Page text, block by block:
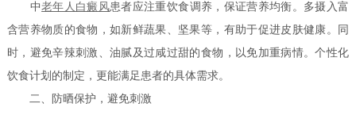
中老年人白癜风患者应注重饮食调养，保证营养均衡。多摄入富
含营养物质的食物，如新鲜蔬果、坚果等，有助于促进皮肤健康。同
时，避免辛辣刺激、油腻及过咸过甜的食物，以免加重病情。个性化
饮食计划的制定，更能满足患者的具体需求。
二、防晒保护，避免刺激